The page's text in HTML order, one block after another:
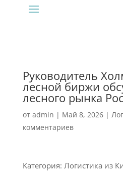
Руководитель
лесной биржи
лесного рынка
от admin | Май 8, 2026|
комментариев
Категория: Логистика из